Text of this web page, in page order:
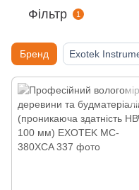
Фільтр 1
Бренд Exotek